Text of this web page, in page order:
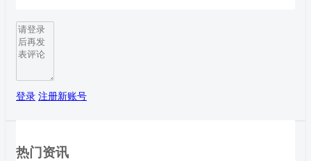
登录 注册新账号
热门资讯